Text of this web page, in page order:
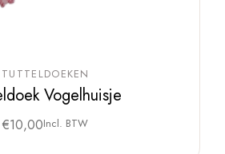
TUTTELDOEKEN
Vogelhuisje
€10,00Incl. BTW